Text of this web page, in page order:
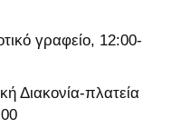
γραφείο, 12:00-
Διακονία-πλατεία